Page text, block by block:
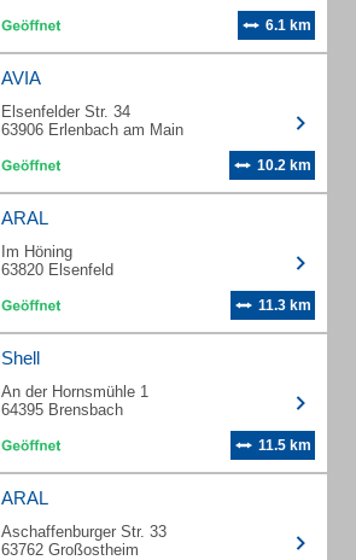
6.1 km
AVIA
Elsenfelder Str. 34
63906 Erlenbach am Main
10.2 km
ARAL
Im Höning
63820 Elsenfeld
11.3 km
Shell
An der Hornsmühle 1
64395 Brensbach
11.5 km
ARAL
Aschaffenburger Str. 33
63762 Großostheim